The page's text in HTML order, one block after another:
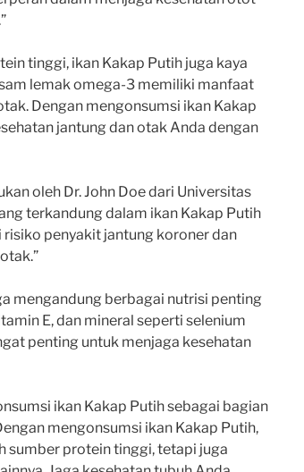
tinggi, ikan Kakap Putih juga kaya
lemak omega-3 memiliki manfaat
Dengan mengonsumsi ikan Kakap
jantung dan otak Anda dengan
oleh Dr. John Doe dari Universitas
terkandung dalam ikan Kakap Putih
penyakit jantung koroner dan
mengandung berbagai nutrisi penting
E, dan mineral seperti selenium
penting untuk menjaga kesehatan
ikan Kakap Putih sebagai bagian
mengonsumsi ikan Kakap Putih,
sumber protein tinggi, tetapi juga